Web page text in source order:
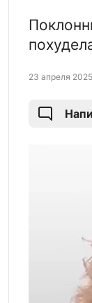
23 апреля